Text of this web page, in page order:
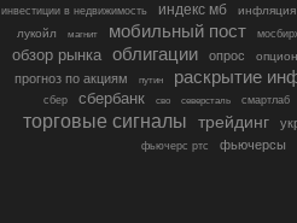
инвестиции в недвижимость индекс мб
инфляция
лукойл
магнит мобильный пост
обзор рынка облигации опрос
прогноз по акциям путин раскрытие
сбер сбербанк сво северсталь смартлаб
торговые сигналы трейдинг
фьючерс ртс фьючерсы